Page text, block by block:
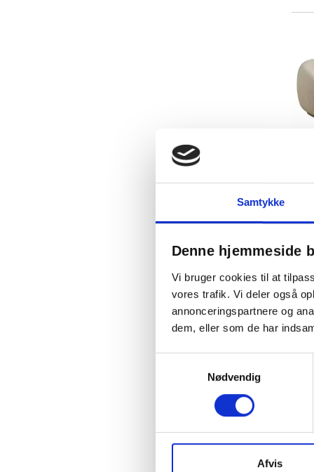
Samtykke
Denne hjemmeside
Vi bruger cookies til at
vores trafik. Vi deler også
annonceringspartnere og
dem, eller som de har
Nødvendig
Afvis